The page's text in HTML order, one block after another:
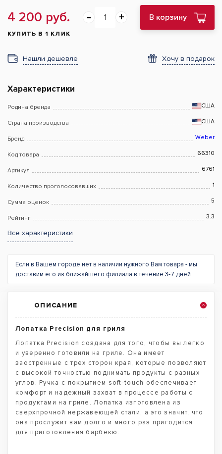
4 200 руб. В корзину
КУПИТЬ В 1 КЛИК
Нашли дешевле Хочу в подарок
Характеристики
Родина бренда США
Страна производства США
Бренд Weber
Код товара 66310
Артикул 6761
Количество проголосовавших 1
Сумма оценок 5
Рейтинг 3.3
Все характеристики
Если в Вашем городе нет в наличии нужного Вам товара - мы
доставим его из ближайшего филиала в течение 3-7 дней
ОПИСАНИЕ
Лопатка Precision для гриля
Лопатка Precision создана для того, чтобы вы легко
и уверенно готовили на гриле. Она имеет
заостренные с трех сторон края, которые позволяют
с высокой точностью поднимать продукты c разных
углов. Ручка с покрытием soft-touch обеспечивает
комфорт и надежный захват в процессе работы с
продуктами на гриле. Лопатка изготовлена из
сверхпрочной нержавеющей стали, а это значит, что
она прослужит вам долго и много раз пригодится
для приготовления барбекю.